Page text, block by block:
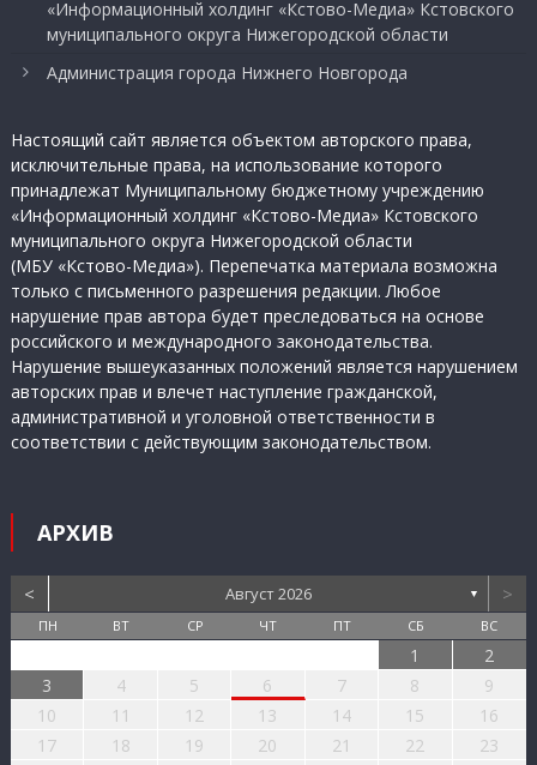
«Информационный холдинг «Кстово-Медиа» Кстовского
муниципального округа Нижегородской области
Администрация города Нижнего Новгорода
Настоящий сайт является объектом авторского права,
исключительные права, на использование которого
принадлежат Муниципальному бюджетному учреждению
«Информационный холдинг «Кстово-Медиа» Кстовского
муниципального округа Нижегородской области
(МБУ «Кстово-Медиа»). Перепечатка материала возможна
только с письменного разрешения редакции. Любое
нарушение прав автора будет преследоваться на основе
российского и международного законодательства.
Нарушение вышеуказанных положений является нарушением
авторских прав и влечет наступление гражданской,
административной и уголовной ответственности в
соответствии с действующим законодательством.
АРХИВ
< Август 2026 ▼ >
ПН ВТ СР ЧТ ПТ СБ ВС
1
2
3
4 5 6 7 8
9
10
11 12 13 14 15
16
17
18 19 20 21 22
23